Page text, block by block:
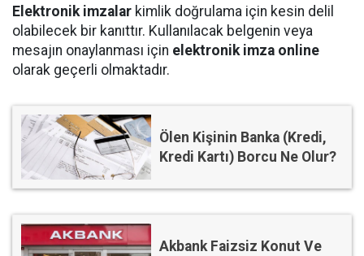
Elektronik imzalar kimlik doğrulama için kesin delil
olabilecek bir kanıttır. Kullanılacak belgenin veya
mesajın onaylanması için elektronik imza online
olarak geçerli olmaktadır.
Ölen Kişinin Banka (Kredi,
Kredi Kartı) Borcu Ne Olur?
Akbank Faizsiz Konut Ve